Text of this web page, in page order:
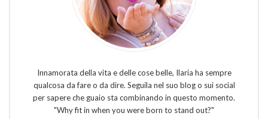
Innamorata della vita e delle cose belle, Ilaria ha sempre
qualcosa da fare o da dire. Seguila nel suo blog o sui social
per sapere che guaio sta combinando in questo momento.
"Why fit in when you were born to stand out?"